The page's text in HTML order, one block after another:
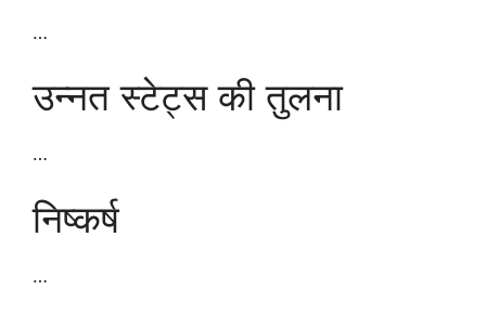
…
उन्नत स्टेट्स की तुलना
…
निष्कर्ष
…